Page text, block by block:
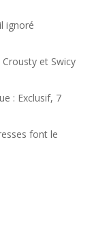
ignoré
et Swicy
: Exclusif, 7
font le